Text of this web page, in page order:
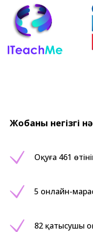
Жобаның негізгі
Оқуға 461
5 онлайн-
82 қатысушы